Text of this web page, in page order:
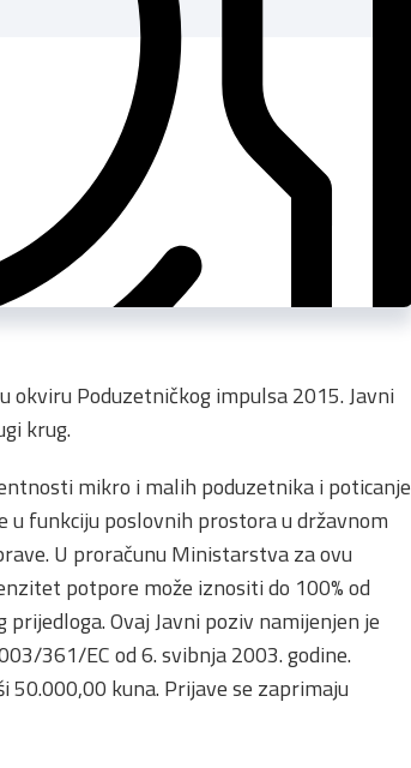
Poduzetničkog impulsa 2015. Javni
krug.
mikro i malih poduzetnika i poticanje
u funkciju poslovnih prostora u državnom
U proračunu Ministarstva za ovu
potpore može iznositi do 100% od
Ovaj Javni poziv namijenjen je
361/EC od 6. svibnja 2003. godine.
50.000,00 kuna. Prijave se zaprimaju